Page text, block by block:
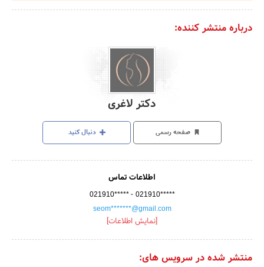
درباره منتشر کننده:
دکتر لاغری
صفحه رسمی دنبال کنید
اطلاعات تماس
021910***** - 021910*****
seom*******@gmail.com
[نمایش اطلاعات]
منتشر شده در سرویس های: